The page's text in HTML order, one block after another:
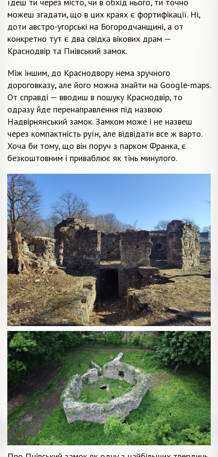
можеш згадати, що в цих краях є фортифікації. Ні,
доти австро-угорські на Богородчанщині, а от
конкретно тут є два свідка вікових драм —
Краснодвір та Пнівський замок.
Між іншим, до Краснодвору нема зручного
дороговказу, але його можна знайти на Google-maps.
От справді — вводиш в пошуку Краснодвір, то
одразу йде перенаправлення під назвою
Надвірнянський замок. Замком може і не назвеш
через компактність руїн, але відвідати все ж варто.
Хоча би тому, що він поруч з парком Франка, є
безкоштовним і приваблює як тінь минулого.